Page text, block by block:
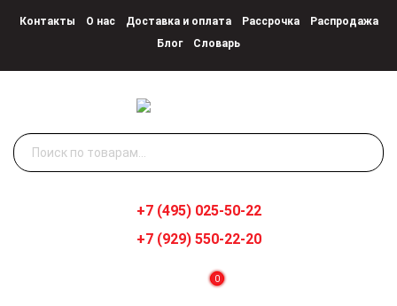
Контакты О нас Доставка и оплата Рассрочка
Распродажа
Блог
Словарь
Искать:
0
+7 (495) 025-50-22
+7 (929) 550-22-20